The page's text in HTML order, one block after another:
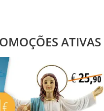
ATIVAS